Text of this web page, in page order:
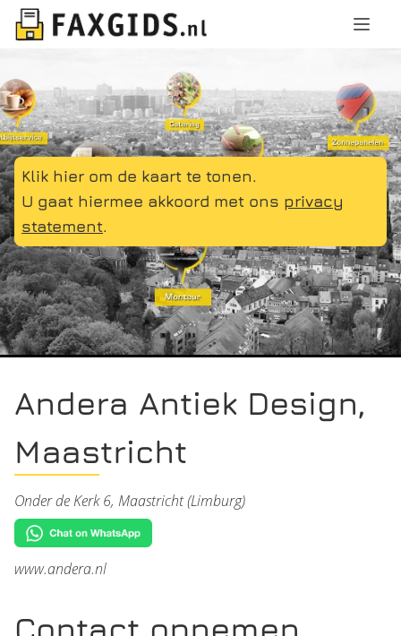
Klik hier om de kaart te tonen.
U gaat hiermee akkoord met ons privacy
statement.
Andera Antiek Design,
Maastricht
Onder de Kerk 6, Maastricht (Limburg)
www.andera.nl